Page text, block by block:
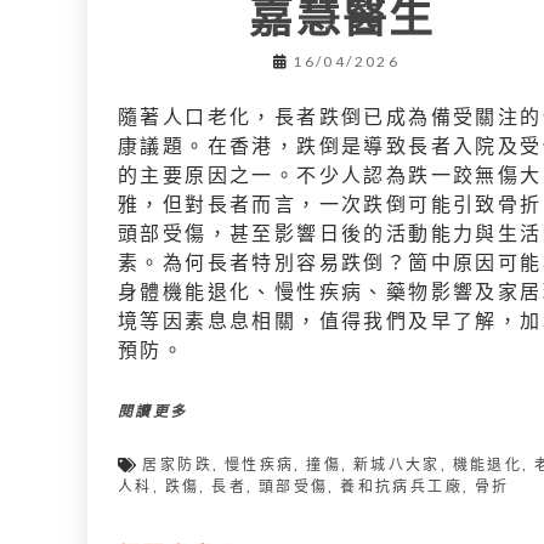
嘉慧醫生
16/04/2026
隨著人口老化，長者跌倒已成為備受關注
康議題。在香港，跌倒是導致長者入院及
的主要原因之一。不少人認為跌一跤無傷大
雅，但對長者而言，一次跌倒可能引致骨折
頭部受傷，甚至影響日後的活動能力與生活
素。為何長者特別容易跌倒？箇中原因可能
身體機能退化、慢性疾病、藥物影響及家
境等因素息息相關，值得我們及早了解，加
預防。
閱讀更多
居家防跌, 慢性疾病,撞傷, 新城八大家 , 機能退化,
人科 , 跌傷,長者, 頭部受傷,養和抗病兵工廠, 骨折